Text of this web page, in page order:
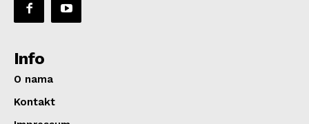
Info
O nama
Kontakt